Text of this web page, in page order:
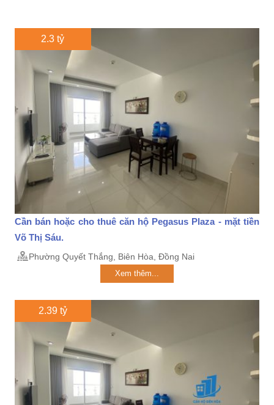
2.3 tỷ
Cần bán hoặc cho thuê căn hộ Pegasus Plaza - mặt tiền
Võ Thị Sáu.
Phường Quyết Thắng, Biên Hòa, Đồng Nai
Xem thêm...
2.39 tỷ